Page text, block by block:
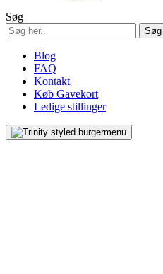
Søg
Søg
Blog
FAQ
Kontakt
Køb Gavekort
Ledige stillinger